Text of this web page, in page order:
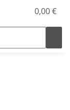
0,00 €